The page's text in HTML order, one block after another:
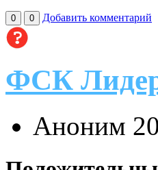
0 0 Добавить комментарий
ФСК
Аноним